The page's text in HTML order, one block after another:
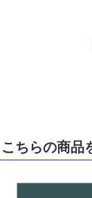
こちらの商品